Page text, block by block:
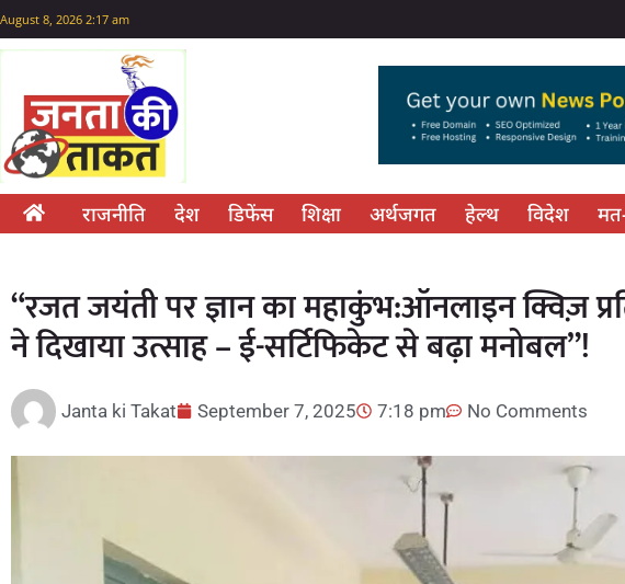
August 8, 2026 2:17 am
राजनीति देश डिफेंस शिक्षा अर्थजगत हेल्थ विदेश
“रजत जयंती पर ज्ञान का महाकुंभ:ऑनलाइन क्विज़
ने दिखाया उत्साह – ई-सर्टिफिकेट से बढ़ा मनोबल”!
Janta ki Takat September 7, 2025 7:18 pm No Comments